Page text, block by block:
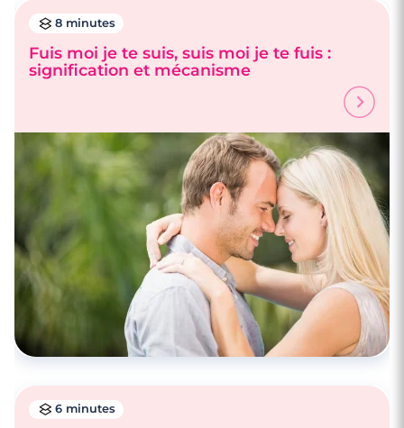
8 minutes
Fuis moi je te suis, suis moi je te fuis :
signification et mécanisme
6 minutes